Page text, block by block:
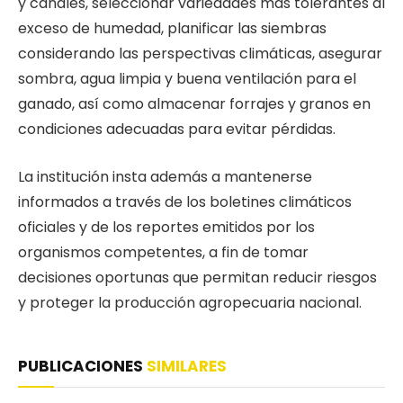
exceso de humedad, planificar las siembras
considerando las perspectivas climáticas, asegurar
sombra, agua limpia y buena ventilación para el
ganado, así como almacenar forrajes y granos en
condiciones adecuadas para evitar pérdidas.
La institución insta además a mantenerse
informados a través de los boletines climáticos
oficiales y de los reportes emitidos por los
organismos competentes, a fin de tomar
decisiones oportunas que permitan reducir riesgos
y proteger la producción agropecuaria nacional.
PUBLICACIONES SIMILARES